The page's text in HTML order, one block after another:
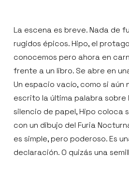
La escena es breve. Nada de
rugidos épicos. Hipo, el
conocemos pero ahora en
frente a un libro. Se abre en
Un espacio vacío, como si aún
escrito la última palabra sobre
silencio de papel, Hipo coloca
con un dibujo del Furia
es simple, pero poderoso. Es
declaración. O quizás una